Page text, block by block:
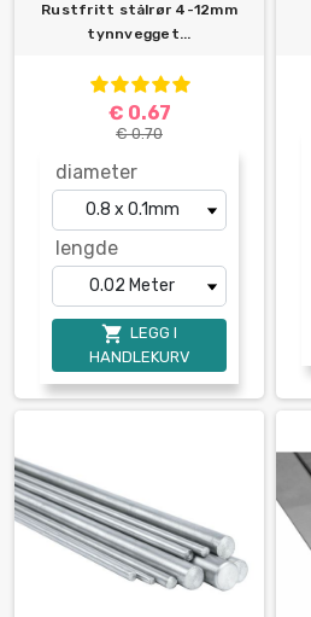
Rustfritt stålrør 4-12mm
tynnvegget...
€ 0.67
€ 0.70
diameter
lengde
 LEGG I
HANDLEKURV